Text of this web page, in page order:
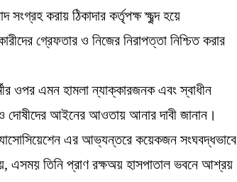
সংগ্রহ করায় ঠিকাদার কর্তৃপক্ষ ক্ষুব্দ হয়ে
গ্রেফতার ও নিজের নিরাপত্তা নিশ্চিত করার
ওপর এমন হামলা ন্যাক্কারজনক এবং স্বাধীন
ও দোষীদের আইনের আওতায় আনার দাবী জানান।
এর আভ্যন্তরে কয়েকজন সংঘবদ্ধভাবে
এসময় তিনি প্রাণ রক্ষঅয় হাসপাতাল ভবনে আশ্রয়